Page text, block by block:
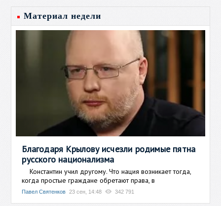
Материал недели
Благодаря Крылову исчезли родимые пятна
русского национализма
Константин учил другому. Что нация возникает тогда,
когда простые граждане обретают права, в
Павел Святенков 23 сен, 14:48 342 791